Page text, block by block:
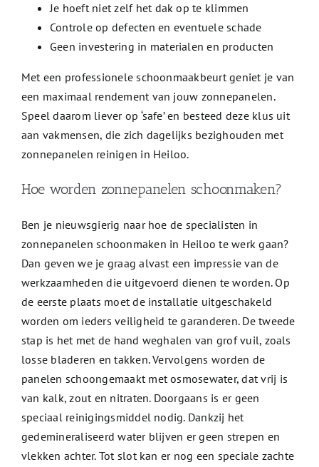
Je hoeft niet zelf het dak op te klimmen
Controle op defecten en eventuele schade
Geen investering in materialen en producten
Met een professionele schoonmaakbeurt geniet je van
een maximaal rendement van jouw zonnepanelen.
Speel daarom liever op ‘safe’ en besteed deze klus uit
aan vakmensen, die zich dagelijks bezighouden met
zonnepanelen reinigen in Heiloo.
Hoe worden zonnepanelen schoonmaken?
Ben je nieuwsgierig naar hoe de specialisten in
zonnepanelen schoonmaken in Heiloo te werk gaan?
Dan geven we je graag alvast een impressie van de
werkzaamheden die uitgevoerd dienen te worden. Op
de eerste plaats moet de installatie uitgeschakeld
worden om ieders veiligheid te garanderen. De tweede
stap is het met de hand weghalen van grof vuil, zoals
losse bladeren en takken. Vervolgens worden de
panelen schoongemaakt met osmosewater, dat vrij is
van kalk, zout en nitraten. Doorgaans is er geen
speciaal reinigingsmiddel nodig. Dankzij het
gedemineraliseerd water blijven er geen strepen en
vlekken achter. Tot slot kan er nog een speciale zachte